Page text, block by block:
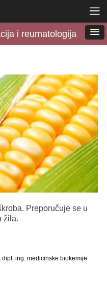
i reumatologija
Preporučuje se u
žila.
dipl. ing. medicinske biokemije